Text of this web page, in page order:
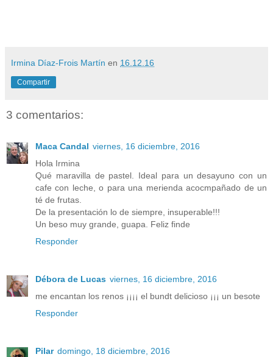
Irmina Díaz-Frois Martín en 16.12.16
Compartir
3 comentarios:
Maca Candal viernes, 16 diciembre, 2016
Hola Irmina
Qué maravilla de pastel. Ideal para un desayuno con un
cafe con leche, o para una merienda acocmpañado de un
té de frutas.
De la presentación lo de siempre, insuperable!!!
Un beso muy grande, guapa. Feliz finde
Responder
Débora de Lucas viernes, 16 diciembre, 2016
me encantan los renos ¡¡¡¡ el bundt delicioso ¡¡¡ un besote
Responder
Pilar domingo, 18 diciembre, 2016